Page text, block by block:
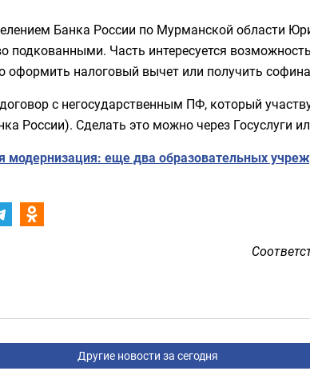
Банка России по Мурманской области
подкованными. Часть интересуется
налоговый вычет или получить
с негосударственным ПФ, который
России). Сделать это можно через Госуслуги
модернизация: еще два образовательных
Другие новости за сегодня